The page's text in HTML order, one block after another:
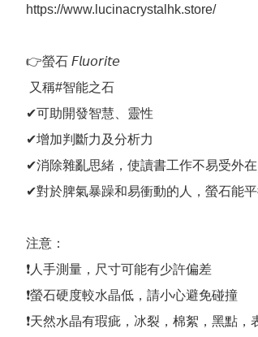
https://www.lucinacrystalhk.store/
👉螢石 𝘍𝘭𝘶𝘰𝘳𝘪𝘵𝘦
✔可助開發智慧、靈性
✔增加判斷力及分析力
✔消除雜亂思緒，使讀書工作不易受外
✔對於脾氣暴躁和易衝動的人，螢石能
注意：
❗人手測量，尺寸可能有少許偏差
❗螢石硬度較水晶低，請小心避免碰撞
❗天然水晶有瑕疵，冰裂，棉絮，黑點，